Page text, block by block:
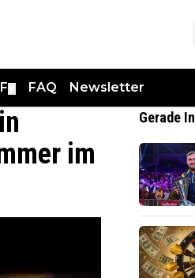
FAQ Newsletter
im
Gerade In